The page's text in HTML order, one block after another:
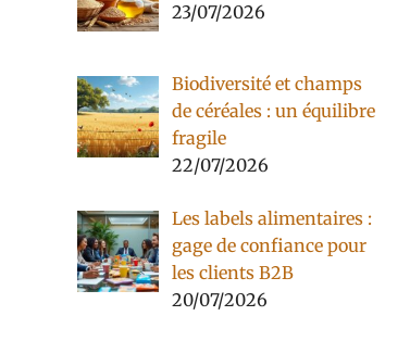
23/07/2026
Biodiversité et champs
de céréales : un équilibre
fragile
22/07/2026
Les labels alimentaires :
gage de confiance pour
les clients B2B
20/07/2026